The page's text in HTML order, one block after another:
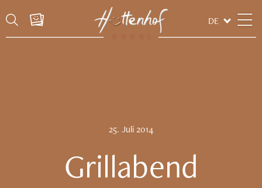
DE
25. Juli2014
Grillabend